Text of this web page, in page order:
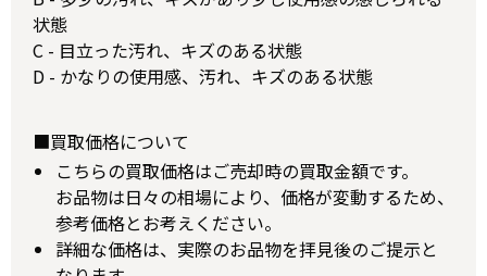
状態
C - 目立った汚れ、キズのある状態
D - かなりの使用感、汚れ、キズのある状態
■買取価格について
こちらの買取価格はご売却時の買取金額です。
お品物は日々の相場により、価格が変動するため、
参考価格とお考えください。
詳細な価格は、実際のお品物を拝見後のご提示と